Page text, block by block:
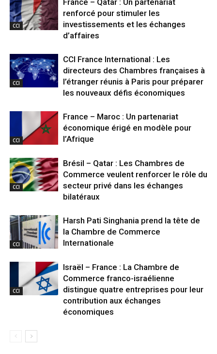
CCI
France – Qatar : Un partenariat
renforcé pour stimuler les
investissements et les échanges
d’affaires
CCI
CCI France International : Les
directeurs des Chambres françaises à
l’étranger réunis à Paris pour préparer
les nouveaux défis économiques
CCI
France – Maroc : Un partenariat
économique érigé en modèle pour
l’Afrique
CCI
Brésil – Qatar : Les Chambres de
Commerce veulent renforcer le rôle du
secteur privé dans les échanges
bilatéraux
CCI
Harsh Pati Singhania prend la tête de
la Chambre de Commerce
Internationale
CCI
Israël – France : La Chambre de
Commerce franco-israélienne
distingue quatre entreprises pour leur
contribution aux échanges
économiques